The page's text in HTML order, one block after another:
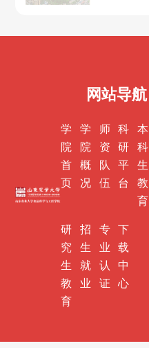
网站导航
学
院
首
页
学
院
概
况
师
资
队
伍
科
研
平
台
本
科
生
教
育
研
究
生
教
育
招
生
就
业
专
业
认
证
下
载
中
心